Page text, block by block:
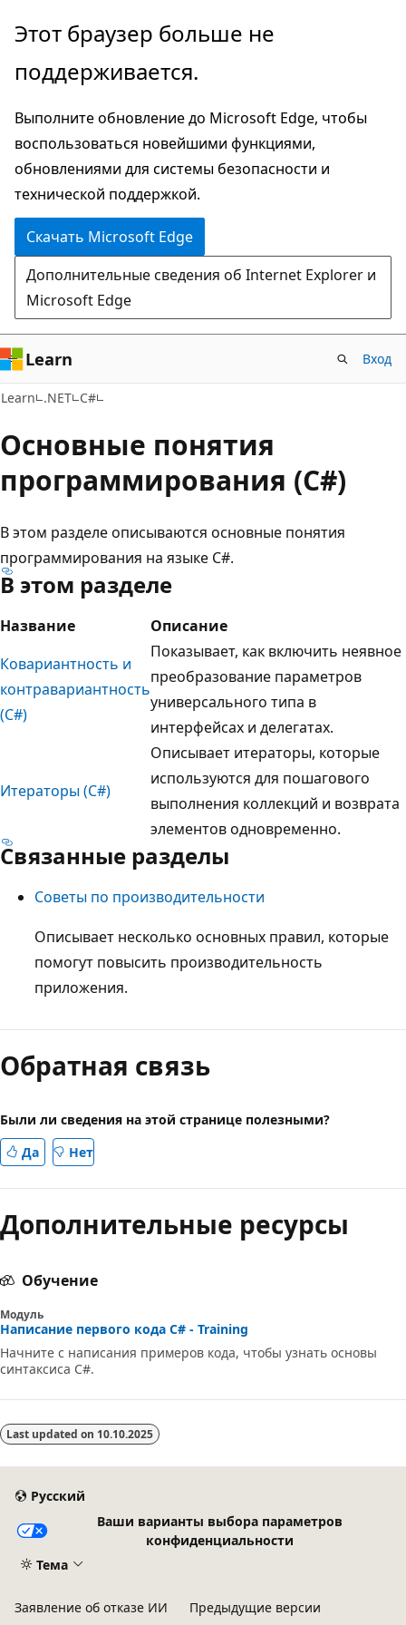
Пропустить
перейти
основному
содержимому
Этот браузер больше не
поддерживается.
Выполните обновление до Microsoft Edge, чтобы
воспользоваться новейшими функциями,
обновлениями для системы безопасности и
технической поддержкой.
Скачать Microsoft Edge
Дополнительные сведения об Internet Explorer и
Microsoft Edge
Learn Вход
Learn .NET C#
Основные понятия
программирования (C#)
В этом разделе описываются основные понятия
программирования на языке C#.
В этом разделе
Название
Описание
Ковариантность и
контравариантность
(C#)
Показывает, как включить неявное
преобразование параметров
универсального типа в
интерфейсах и делегатах.
Итераторы (C#)
Описывает итераторы, которые
используются для пошагового
выполнения коллекций и возврата
элементов одновременно.
Связанные разделы
Советы по производительности
Описывает несколько основных правил, которые
помогут повысить производительность
приложения.
Режим
чтения
выключен
Обратная связь
Были ли сведения на этой странице полезными?
Да
Нет
Дополнительные ресурсы
Обучение
Модуль
Написание первого кода C# - Training
Начните с написания примеров кода, чтобы узнать основы
синтаксиса C#.
Last updated on 10.10.2025
Русский
Ваши варианты выбора параметров
конфиденциальности
Тема
Заявление об отказе ИИ
Предыдущие версии